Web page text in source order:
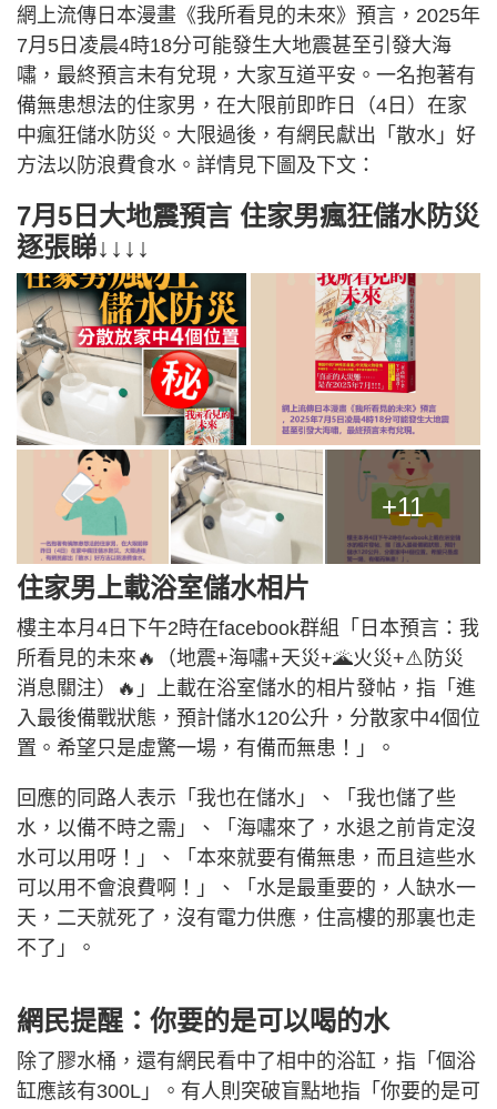
網上流傳日本漫畫《我所看見的未來》預言，2025年
7月5日凌晨4時18分可能發生大地震甚至引發大海
嘯，最終預言未有兌現，大家互道平安。一名抱著有
備無患想法的住家男，在大限前即昨日（4日）在家
中瘋狂儲水防災。大限過後，有網民獻出「散水」好
方法以防浪費食水。詳情見下圖及下文：
7月5日大地震預言 住家男瘋狂儲水防災
逐張睇↓↓↓↓
+11
住家男上載浴室儲水相片
樓主本月4日下午2時在facebook群組「日本預言：我
所看見的未來🔥（地震+海嘯+天災+🌋火災+⚠️防災
消息關注）🔥」上載在浴室儲水的相片發帖，指「進
入最後備戰狀態，預計儲水120公升，分散家中4個位
置。希望只是虛驚一場，有備而無患！」。
回應的同路人表示「我也在儲水」、「我也儲了些
水，以備不時之需」、「海嘯來了，水退之前肯定沒
水可以用呀！」、「本來就要有備無患，而且這些水
可以用不會浪費啊！」、「水是最重要的，人缺水一
天，二天就死了，沒有電力供應，住高樓的那裏也走
不了」。
網民提醒：你要的是可以喝的水
除了膠水桶，還有網民看中了相中的浴缸，指「個浴
缸應該有300L」。有人則突破盲點地指「你要的是可